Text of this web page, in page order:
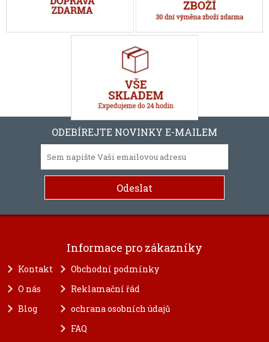
ODEBÍREJTE NOVINKY E-MAILEM
Informace pro zákazníky
Kontakt
O nás
Blog
Obchodní podmínky
Reklamační řád
ochrana osobních údajů
FAQ